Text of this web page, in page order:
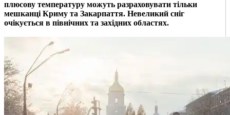
плюсову температуру можуть разраховувати тільки
мешканці Криму та Закарпаття. Невеликий сніг
очікується в північних та західних областях.